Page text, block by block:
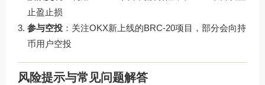
止盈止损
参与空投 ：关注OKX新上线的BRC-20项目，部分会向持
币用户空投
风险提示与常见问题解答